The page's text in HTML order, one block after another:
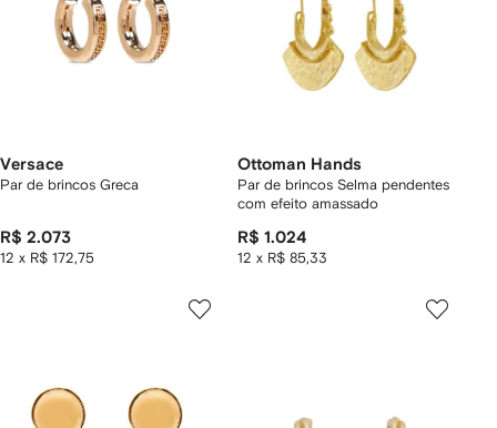
Versace
Par de brincos Greca
R$ 2.073
12 x R$ 172,75
Ottoman Hands
Par de brincos Selma pendentes
com efeito amassado
R$ 1.024
12 x R$ 85,33